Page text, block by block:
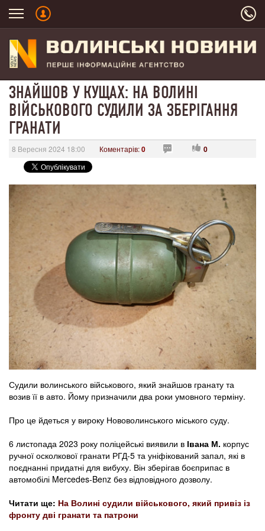
ЗНАЙШОВ У КУЩАХ: НА ВОЛИНІ
ВІЙСЬКОВОГО СУДИЛИ ЗА ЗБЕРІГАННЯ
ГРАНАТИ
8 Вересня 2024 18:00 Коментарів:0 0
Судили волинського військового, який знайшов гранату та
возив її в авто. Йому призначили два роки умовного терміну.
Про це йдеться у вироку Нововолинського міського суду.
6 листопада 2023 року поліцейські виявили в Івана М. корпус
ручної осколкової гранати РГД-5 та уніфікований запал, які в
поєднанні придатні для вибуху. Він зберігав боєприпас в
автомобілі Mercedes-Benz без відповідного дозволу.
Читати ще: На Волині судили військового, який привіз із
фронту дві гранати та патрони